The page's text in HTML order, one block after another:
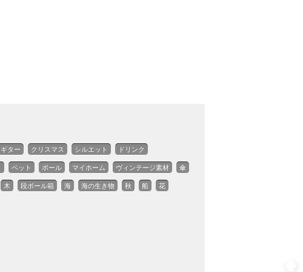
ギター クリスマス シルエット ドリンク
ペット ボール マイホーム ヴィンテージ素材 傘
木 段ボール箱 海 海の生き物 秋 船 花